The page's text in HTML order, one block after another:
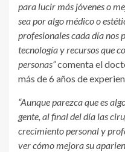
para lucir más jóvenes o
sea por algo médico o
profesionales cada día nos
tecnología y recursos que
personas”comenta el
más de 6 años de
“Aunque parezca que es
gente, al final del día las
crecimiento personal y
ver cómo mejora su